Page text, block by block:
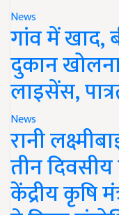
News
गांव में खाद,
दुकान
लाइसेंस,
News
रानी
तीन दिवसीय
केंद्रीय कृषि